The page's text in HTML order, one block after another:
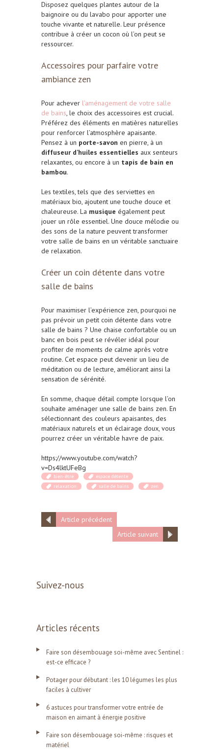
Disposez quelques plantes autour de la
baignoire ou du lavabo pour apporter une
touche vivante et naturelle. Leur présence
contribue à créer un cocon où l’on peut se
ressourcer.
Accessoires pour parfaire votre
ambiance zen
Pour achever l’aménagement de votre salle
de bains, le choix des accessoires est crucial.
Préférez des éléments en matières naturelles
pour renforcer l’atmosphère apaisante.
Pensez à un porte-savon en pierre, à un
diffuseur d’huiles essentielles aux senteurs
relaxantes, ou encore à un tapis de bain en
bambou.
Les textiles, tels que des serviettes en
matériaux bio, ajoutent une touche douce et
chaleureuse. La musique également peut
jouer un rôle essentiel. Une douce mélodie ou
des sons de la nature peuvent transformer
votre salle de bains en un véritable sanctuaire
de relaxation.
Créer un coin détente dans votre
salle de bains
Pour maximiser l’expérience zen, pourquoi ne
pas prévoir un petit coin détente dans votre
salle de bains ? Une chaise confortable ou un
banc en bois peut se révéler idéal pour
profiter de moments de calme après votre
routine. Cet espace peut devenir un lieu de
méditation ou de lecture, améliorant ainsi la
sensation de sérénité.
En somme, chaque détail compte lorsque l’on
souhaite aménager une salle de bains zen. En
sélectionnant des couleurs apaisantes, des
matériaux naturels et un éclairage doux, vous
pourrez créer un véritable havre de paix.
https://www.youtube.com/watch?
v=Ds4lktUFeBg
bien-être
espace détente
relaxation
salle de bains zen
Article précédent
Article suivant
Suivez-nous
Articles récents
Faire son désembouage soi-même avec Sentinel :
est-ce efficace ?
Potager pour débutant : les 10 légumes les plus
faciles à cultiver
6 astuces pour transformer votre entrée de
maison en aimant à énergie positive
Faire son désembouage soi-même : risques et
matériel